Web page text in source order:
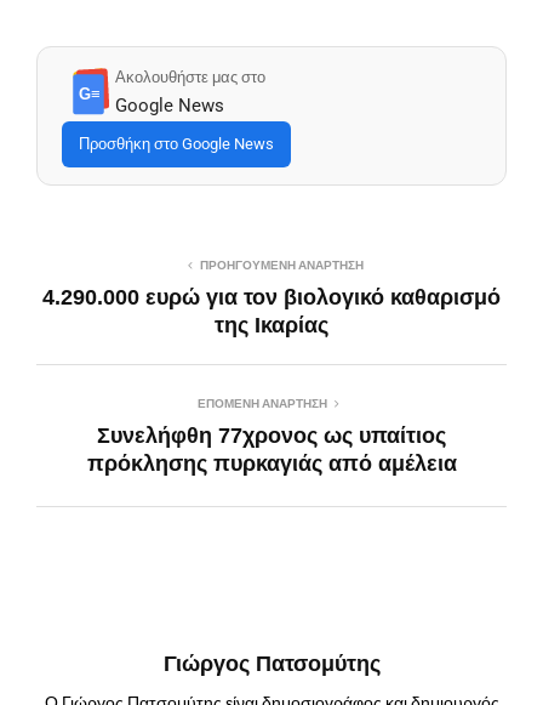
G≡
Ακολουθήστε μας στο
Google News
Προσθήκη στο Google News
ΠΡΟΗΓΟΎΜΕΝΗ ΑΝΆΡΤΗΣΗ
4.290.000 ευρώ για τον βιολογικό καθαρισμό
της Ικαρίας
ΕΠΌΜΕΝΗ ΑΝΆΡΤΗΣΗ
Συνελήφθη 77χρονος ως υπαίτιος
πρόκλησης πυρκαγιάς από αμέλεια
Γιώργος Πατσομύτης